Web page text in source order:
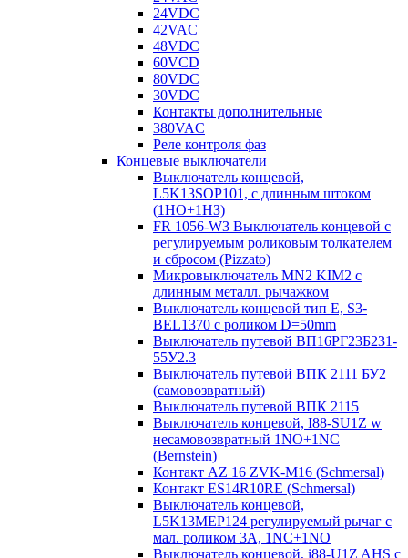
24VDC
42VAC
48VDC
60VCD
80VDC
30VDC
Контакты дополнительные
380VAC
Реле контроля фаз
Концевые выключатели
Выключатель концевой,
L5K13SOP101, с длинным штоком
(1НО+1НЗ)
FR 1056-W3 Выключатель концевой с
регулируемым роликовым толкателем
и сбросом (Pizzato)
Микровыключатель MN2 KIM2 с
длинным металл. рычажком
Выключатель концевой тип Е, S3-
BEL1370 с роликом D=50mm
Выключатель путевой ВП16РГ23Б231-
55У2.3
Выключатель путевой ВПК 2111 БУ2
(самовозвратный)
Выключатель путевой ВПК 2115
Выключатель концевой, I88-SU1Z w
несамовозвратный 1NO+1NC
(Bernstein)
Контакт AZ 16 ZVK-M16 (Schmersal)
Контакт ES14R10RE (Schmersal)
Выключатель концевой,
L5K13MEP124 регулируемый рычаг с
мал. роликом 3А, 1NC+1NO
Выключатель концевой, i88-U1Z AHS с